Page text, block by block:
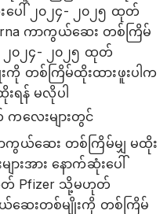
ပေါ် ၂၀၂၄- ၂၀၂၅ ထုတ်
ကာကွယ်‌ဆေး တစ်ကြိမ်
၂၄- ၂၀၂၅ ထုတ်
ကို တစ်ကြိမ်ထိုးထားဖူးပါက
ရန် မလိုပါ
လေးများတွင်
ယ်ဆေး တစ်ကြိမ်မျှ မထိုး
ားအား နောက်ဆုံးပေါ်
တ် Pfizer သို့မဟုတ်
ဆေးတစ်မျိုးကို တစ်ကြိမ်